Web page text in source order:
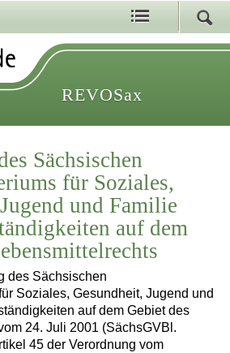
REVOSax
Sächsischen
für Soziales,
und Familie
auf dem
des Sächsischen
Soziales, Gesundheit, Jugend und
auf dem Gebiet des
24. Juli 2001 (SächsGVBl.
45 der Verordnung vom